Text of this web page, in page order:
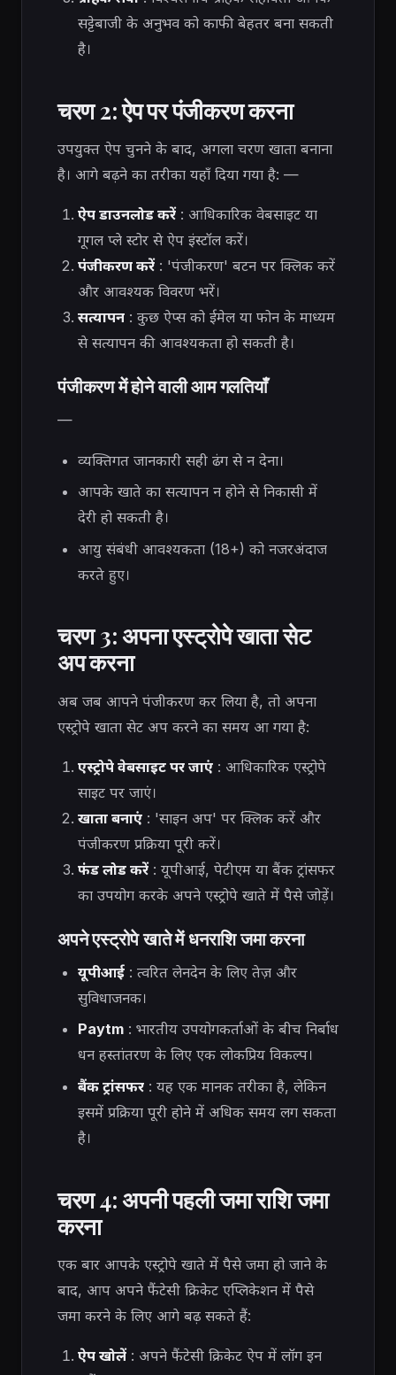
सट्टेबाजी के अनुभव को काफी बेहतर बना सकती
है।
चरण 2: ऐप पर पंजीकरण करना
उपयुक्त ऐप चुनने के बाद, अगला चरण खाता बनाना
है। आगे बढ़ने का तरीका यहाँ दिया गया है: —
ऐप डाउनलोड करें: आधिकारिक वेबसाइट या
गूगल प्ले स्टोर से ऐप इंस्टॉल करें।
पंजीकरण करें: 'पंजीकरण' बटन पर क्लिक करें
और आवश्यक विवरण भरें।
सत्यापन: कुछ ऐप्स को ईमेल या फोन के माध्यम
से सत्यापन की आवश्यकता हो सकती है।
पंजीकरण में होने वाली आम गलतियाँ
—
व्यक्तिगत जानकारी सही ढंग से न देना।
आपके खाते का सत्यापन न होने से निकासी में
देरी हो सकती है।
आयु संबंधी आवश्यकता (18+) को नजरअंदाज
करते हुए।
चरण 3: अपना एस्ट्रोपे खाता सेट
अप करना
अब जब आपने पंजीकरण कर लिया है, तो अपना
एस्ट्रोपे खाता सेट अप करने का समय आ गया है:
एस्ट्रोपे वेबसाइट पर जाएं: आधिकारिक एस्ट्रोपे
साइट पर जाएं।
खाता बनाएं: 'साइन अप' पर क्लिक करें और
पंजीकरण प्रक्रिया पूरी करें।
फंड लोड करें: यूपीआई, पेटीएम या बैंक ट्रांसफर
का उपयोग करके अपने एस्ट्रोपे खाते में पैसे जोड़ें।
अपने एस्ट्रोपे खाते में धनराशि जमा करना
यूपीआई: त्वरित लेनदेन के लिए तेज़ और
सुविधाजनक।
Paytm: भारतीय उपयोगकर्ताओं के बीच निर्बाध
धन हस्तांतरण के लिए एक लोकप्रिय विकल्प।
बैंक ट्रांसफर: यह एक मानक तरीका है, लेकिन
इसमें प्रक्रिया पूरी होने में अधिक समय लग सकता
है।
चरण 4: अपनी पहली जमा राशि जमा
करना
एक बार आपके एस्ट्रोपे खाते में पैसे जमा हो जाने के
बाद, आप अपने फैंटेसी क्रिकेट एप्लिकेशन में पैसे
जमा करने के लिए आगे बढ़ सकते हैं:
ऐप खोलें: अपने फैंटेसी क्रिकेट ऐप में लॉग इन